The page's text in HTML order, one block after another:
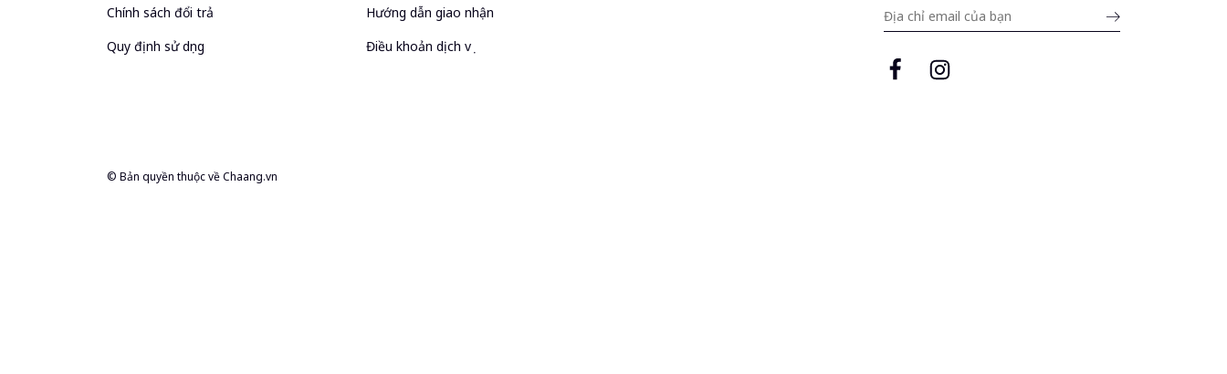
Chính sách đổi trả
Quy định sử dụng
Hướng dẫn giao nhận
Điều khoản dịch vụ
Submit
email
© Bản quyền thuộc vềChaang.vn